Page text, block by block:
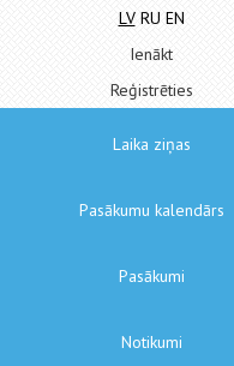
LV RU EN
Ienākt
Reģistrēties
Laika ziņas
Pasākumu kalendārs
Pasākumi
Notikumi